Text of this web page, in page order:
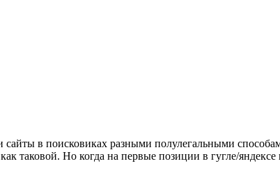
в поисковиках разными полулегальными
таковой. Но когда на первые позиции в гугле/